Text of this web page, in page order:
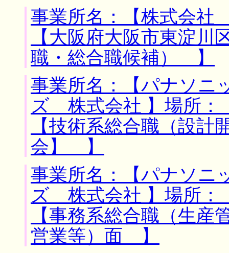
事業所名：【株式会
【大阪府大阪市東淀川
職・総合職候補） 】
事業所名：【パナソニ
ズ 株式会社 】場所：
【技術系総合職（設計
会】 】
事業所名：【パナソニ
ズ 株式会社 】場所：
【事務系総合職（生産
営業等）面 】